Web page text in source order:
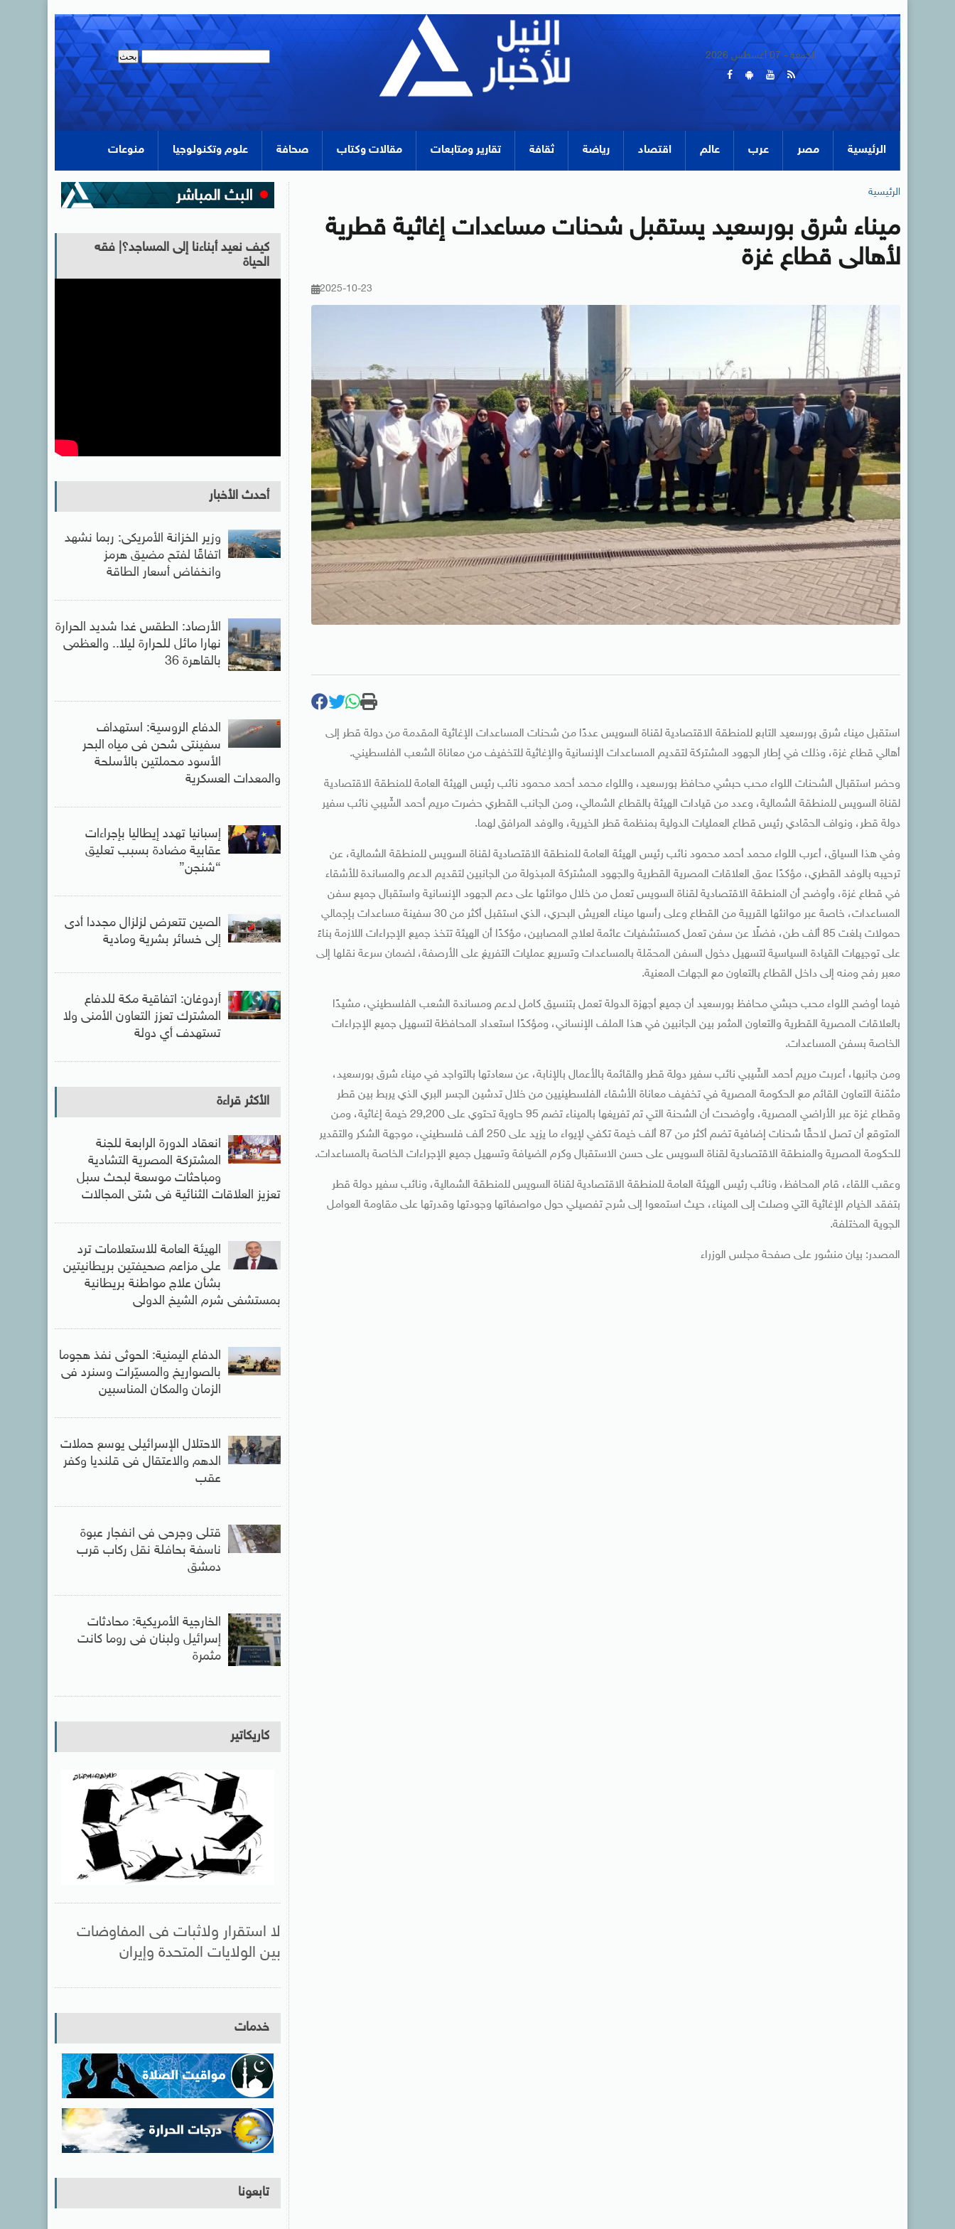
الجمعة - 07 أغسطس 2026
الرئيسية مصر عرب عالم اقتصاد رياضة ثقافة تقارير ومتابعات مقالات وكتاب صحافة علوم وتكنولوجيا منوعات
الرئيسية
ميناء شرق بورسعيد يستقبل شحنات مساعدات إغاثية قطرية
لأهالى قطاع غزة
2025-10-23
استقبل ميناء شرق بورسعيد التابع للمنطقة الاقتصادية لقناة السويس عددًا من شحنات المساعدات الإغاثية المقدمة من دولة قطر إلى
أهالي قطاع غزة، وذلك في إطار الجهود المشتركة لتقديم المساعدات الإنسانية والإغاثية للتخفيف من معاناة الشعب الفلسطيني.
وحضر استقبال الشحنات اللواء محب حبشي محافظ بورسعيد، واللواء محمد أحمد محمود نائب رئيس الهيئة العامة للمنطقة الاقتصادية
لقناة السويس للمنطقة الشمالية، وعدد من قيادات الهيئة بالقطاع الشمالي، ومن الجانب القطري حضرت مريم أحمد الشّيبي نائب سفير
دولة قطر، ونواف الحمّادي رئيس قطاع العمليات الدولية بمنظمة قطر الخيرية، والوفد المرافق لهما.
وفي هذا السياق، أعرب اللواء محمد أحمد محمود نائب رئيس الهيئة العامة للمنطقة الاقتصادية لقناة السويس للمنطقة الشمالية، عن
ترحيبه بالوفد القطري، مؤكدًا عمق العلاقات المصرية القطرية والجهود المشتركة المبذولة من الجانبين لتقديم الدعم والمساندة للأشقاء
في قطاع غزة، وأوضح أن المنطقة الاقتصادية لقناة السويس تعمل من خلال موانئها على دعم الجهود الإنسانية واستقبال جميع سفن
المساعدات، خاصة عبر موانئها القريبة من القطاع وعلى رأسها ميناء العريش البحري، الذي استقبل أكثر من 30 سفينة مساعدات بإجمالي
حمولات بلغت 85 ألف طن، فضلًا عن سفن تعمل كمستشفيات عائمة لعلاج المصابين، مؤكدًا أن الهيئة تتخذ جميع الإجراءات اللازمة بناءً
على توجيهات القيادة السياسية لتسهيل دخول السفن المحمّلة بالمساعدات وتسريع عمليات التفريغ على الأرصفة، لضمان سرعة نقلها إلى
معبر رفح ومنه إلى داخل القطاع بالتعاون مع الجهات المعنية.
فيما أوضح اللواء محب حبشي محافظ بورسعيد أن جميع أجهزة الدولة تعمل بتنسيق كامل لدعم ومساندة الشعب الفلسطيني، مشيدًا
بالعلاقات المصرية القطرية والتعاون المثمر بين الجانبين في هذا الملف الإنساني، ومؤكدًا استعداد المحافظة لتسهيل جميع الإجراءات
الخاصة بسفن المساعدات.
ومن جانبها، أعربت مريم أحمد الشّيبي نائب سفير دولة قطر والقائمة بالأعمال بالإنابة، عن سعادتها بالتواجد في ميناء شرق بورسعيد،
مثمّنة التعاون القائم مع الحكومة المصرية في تخفيف معاناة الأشقاء الفلسطينيين من خلال تدشين الجسر البري الذي يربط بين قطر
وقطاع غزة عبر الأراضي المصرية، وأوضحت أن الشحنة التي تم تفريغها بالميناء تضم 95 حاوية تحتوي على 29,200 خيمة إغاثية، ومن
المتوقع أن تصل لاحقًا شحنات إضافية تضم أكثر من 87 ألف خيمة تكفي لإيواء ما يزيد على 250 ألف فلسطيني، موجهة الشكر والتقدير
للحكومة المصرية والمنطقة الاقتصادية لقناة السويس على حسن الاستقبال وكرم الضيافة وتسهيل جميع الإجراءات الخاصة بالمساعدات.
وعقب اللقاء، قام المحافظ، ونائب رئيس الهيئة العامة للمنطقة الاقتصادية لقناة السويس للمنطقة الشمالية، ونائب سفير دولة قطر
بتفقد الخيام الإغاثية التي وصلت إلى الميناء، حيث استمعوا إلى شرح تفصيلي حول مواصفاتها وجودتها وقدرتها على مقاومة العوامل
الجوية المختلفة.
المصدر: بيان منشور على صفحة مجلس الوزراء
كيف نعيد أبناءنا إلى المساجد؟| فقه
الحياة
أحدث الأخبار
وزير الخزانة الأمريكى: ربما نشهد
اتفاقًا لفتح مضيق هرمز
وانخفاض أسعار الطاقة
الأرصاد: الطقس غدا شديد الحرارة
نهارا مائل للحرارة ليلا.. والعظمى
بالقاهرة 36
الدفاع الروسية: استهداف
سفينتى شحن فى مياه البحر
الأسود محملتين بالأسلحة
والمعدات العسكرية
إسبانيا تهدد إيطاليا بإجراءات
عقابية مضادة بسبب تعليق
“شنجن”
الصين تتعرض لزلزال مجددا أدى
إلى خسائر بشرية ومادية
أردوغان: اتفاقية مكة للدفاع
المشترك تعزز التعاون الأمنى ولا
تستهدف أي دولة
الأكثر قراءة
انعقاد الدورة الرابعة للجنة
المشتركة المصرية التشادية
ومباحثات موسعة لبحث سبل
تعزيز العلاقات الثنائية فى شتى المجالات
الهيئة العامة للاستعلامات ترد
على مزاعم صحيفتين بريطانيتين
بشأن علاج مواطنة بريطانية
بمستشفى شرم الشيخ الدولى
الدفاع اليمنية: الحوثى نفذ هجوما
بالصواريخ والمسيّرات وسنرد فى
الزمان والمكان المناسبين
الاحتلال الإسرائيلى يوسع حملات
الدهم والاعتقال فى قلنديا وكفر
عقب
قتلى وجرحى فى انفجار عبوة
ناسفة بحافلة نقل ركاب قرب
دمشق
الخارجية الأمريكية: محادثات
إسرائيل ولبنان فى روما كانت
مثمرة
كاريكاتير
لا استقرار ولاثبات فى المفاوضات
بين الولايات المتحدة وإيران
خدمات
تابعونا